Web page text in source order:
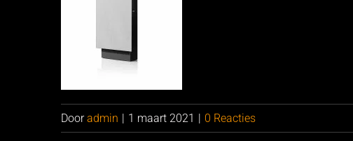
Dooradmin 1 maart 2021 0 Reacties